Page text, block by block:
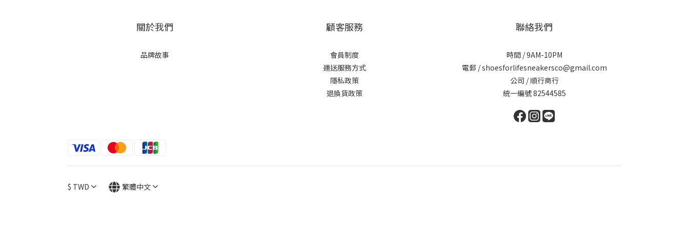
關於我們
品牌故事
顧客服務
會員制度
運送服務方式
隱私政策
退換貨政策
聯絡我們
時間 / 9AM-10PM
電郵 / shoesforlifesneakersco@gmail.com
公司 / 順行商行
統一編號 82544585
$ TWD 繁體中文